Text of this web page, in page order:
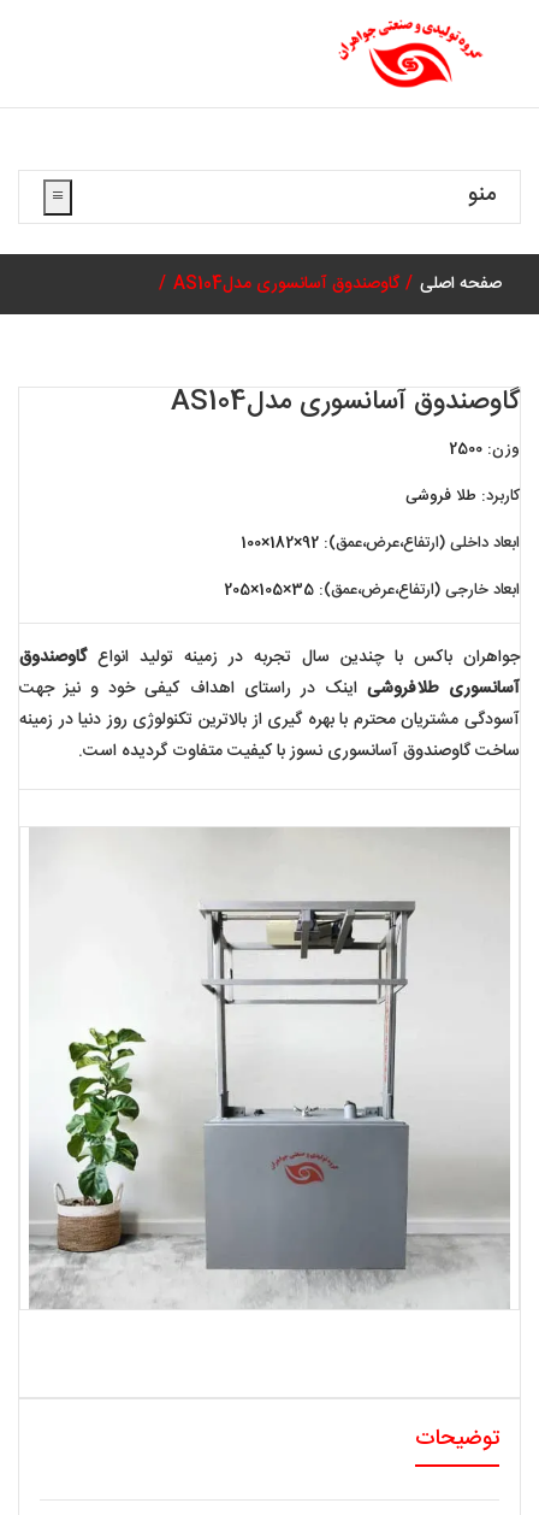
منو
صفحه اصلی گاوصندوق آسانسوری مدلAS104
گاوصندوق آسانسوری مدلAS104
وزن: 2500
کاربرد: طلا فروشی
ابعاد داخلی (ارتفاع،عرض،عمق): 92×182×100
ابعاد خارجی (ارتفاع،عرض،عمق): 35×105×205
جواهران باکس با چندین سال تجربه در زمینه تولید انواعگاوصندوق
آسانسوری طلافروشی اینک در راستای اهداف کیفی خود و نیز جهت
آسودگی مشتریان محترم با بهره گیری از بالاترین تکنولوژی روز دنیا در زمینه
ساخت گاوصندوق آسانسوری نسوز با کیفیت متفاوت گردیده است.
توضیحات